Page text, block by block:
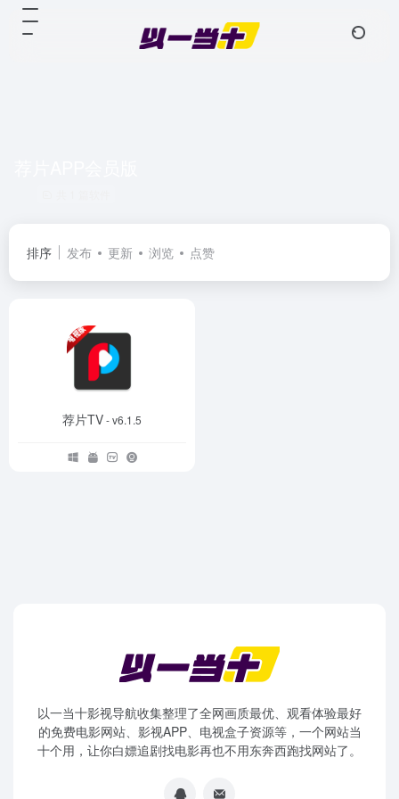
排序 发布 更新 浏览 点赞
荐片TV- v6.1.5
以一当十影视导航收集整理了全网画质最优、观看体验最好
的免费电影网站、影视APP、电视盒子资源等，一个网站当
十个用，让你白嫖追剧找电影再也不用东奔西跑找网站了。